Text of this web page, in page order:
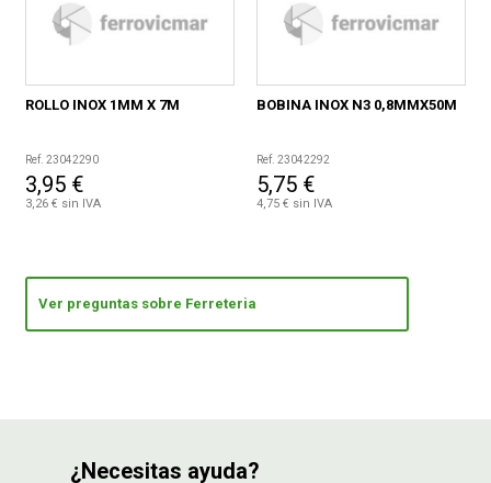
ROLLO INOX 1MM X 7M
Ref. 23042290
3,95 €
3,26 € sin IVA
BOBINA INOX N3 0,8MMX50M
Ref. 23042292
5,75 €
4,75 € sin IVA
Ver preguntas sobre Ferreteria
¿Necesitas ayuda?